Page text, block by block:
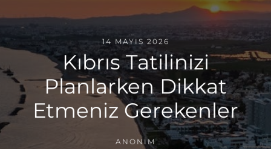
14 MAYIS 2026
Kıbrıs Tatilinizi
Planlarken Dikkat
Etmeniz Gerekenler
ANONIM